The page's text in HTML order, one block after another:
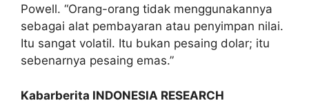
Powell. “Orang-orang tidak menggunakannya
sebagai alat pembayaran atau penyimpan nilai.
Itu sangat volatil. Itu bukan pesaing dolar; itu
sebenarnya pesaing emas.”
Kabarberita INDONESIA RESEARCH